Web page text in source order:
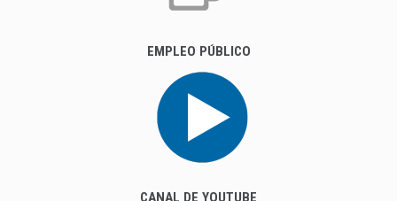
EMPLEO PÚBLICO
CANAL DE YOUTUBE